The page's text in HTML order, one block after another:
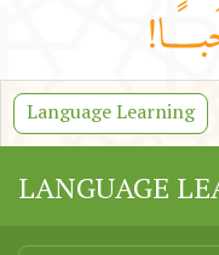
Language Learning
LANGUAGE